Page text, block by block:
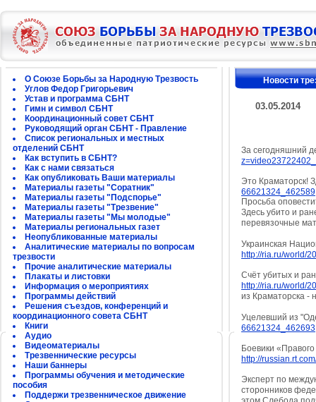
О Союзе Борьбы за Народную Трезвость
Углов Федор Григорьевич
Устав и программа СБНТ
Гимн и символ СБНТ
Координационный совет СБНТ
Руководящий орган СБНТ - Правление
Список региональных и местных
отделений СБНТ
Как вступить в СБНТ?
Как с нами связаться
Как опубликовать Ваши материалы
Материалы газеты "Соратник"
Материалы газеты "Подспорье"
Материалы газеты "Трезвение"
Материалы газеты "Мы молодые"
Материалы региональных газет
Неопубликованные материалы
Аналитические материалы по вопросам
трезвости
Прочие аналитические материалы
Плакаты и листовки
Информация о мероприятиях
Программы действий
Решения съездов, конференций и
координационного совета СБНТ
Книги
Аудио
Видеоматериалы
Трезвеннические ресурсы
Наши баннеры
Программы обучения и методические
пособия
Поддержи трезвенническое движение
Новости
03.05.2014
За сегодняшний
Это Краматорск!
66621324_462589
Просьба
Здесь убито и
перевязочные
Украинская
http://ria.ru/world/
Счёт убитых и
http://ria.ru/world/
из Краматорска -
Уцелевший из
66621324_462693
Боевики
http://
Эксперт по
сторонников